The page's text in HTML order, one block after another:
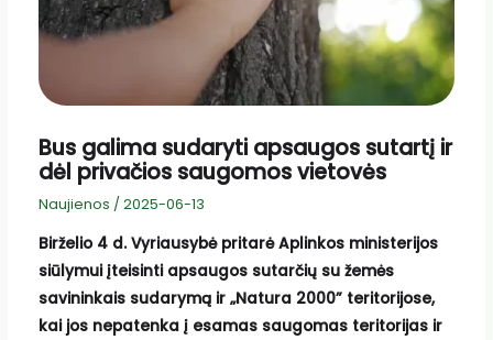
Bus galima sudaryti apsaugos sutartį ir
dėl privačios saugomos vietovės
Naujienos / 2025-06-13
Birželio 4 d. Vyriausybė pritarė Aplinkos ministerijos
siūlymui įteisinti apsaugos sutarčių su žemės
savininkais sudarymą ir „Natura 2000” teritorijose,
kai jos nepatenka į esamas saugomas teritorijas ir